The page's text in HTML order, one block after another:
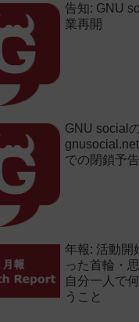
告知: GNU
業再開
GNU social
での閉鎖予告
年報: 活動開
った首輪・
自分一人で
うこと